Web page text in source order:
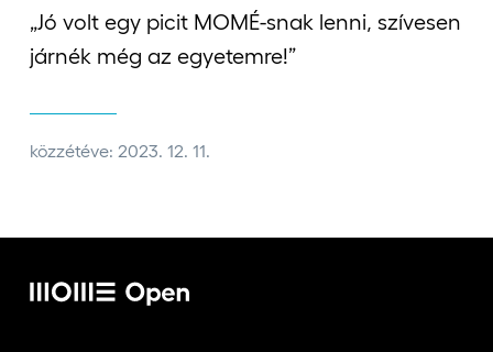
Vállalati képzéseink
„Jó volt egy picit MOMÉ-snak lenni, szívesen
járnék még az egyetemre!”
közzétéve: 2023. 12. 11.